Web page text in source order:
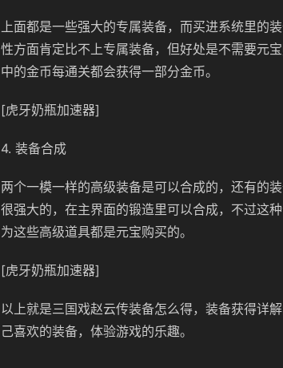
上面都是一些强大的专属装备，而买进系统里的
性方面肯定比不上专属装备，但好处是不需要元
中的金币每通关都会获得一部分金币。
[虎牙奶瓶加速器]
4. 装备合成
两个一模一样的高级装备是可以合成的，还有的
很强大的，在主界面的锻造里可以合成，不过这
为这些高级道具都是元宝购买的。
[虎牙奶瓶加速器]
以上就是三国戏赵云传装备怎么得，装备获得详
己喜欢的装备，体验游戏的乐趣。